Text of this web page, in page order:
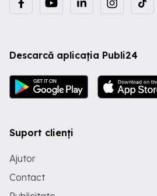
Descarcă aplicația Publi24
Suport clienți
Ajutor
Contact